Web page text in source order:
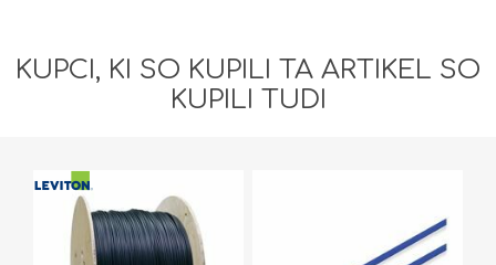
KUPCI, KI SO KUPILI TA ARTIKEL SO
KUPILI TUDI